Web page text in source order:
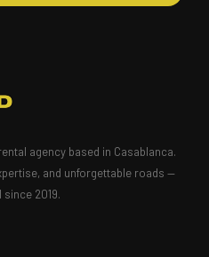
agency based in Casablanca.
and unforgettable roads —
2019.